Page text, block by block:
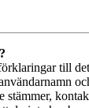
till
stämmer,